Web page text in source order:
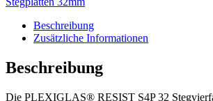
Beschreibung
Zusätzliche Informationen
Beschreibung
Die PLEXIGLAS® RESIST S4P 32